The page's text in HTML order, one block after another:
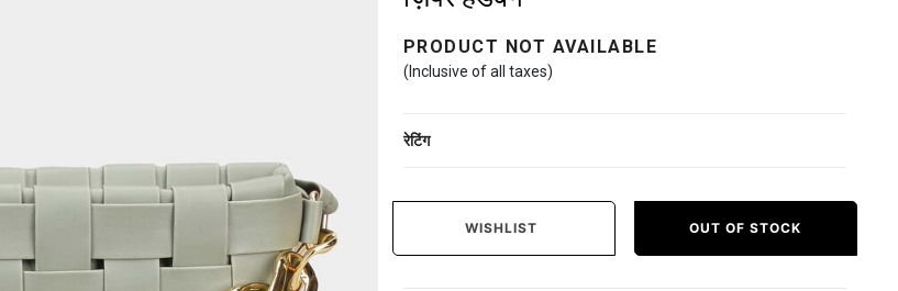
PRODUCT NOT AVAILABLE
(Inclusive of all taxes)
रेटिंग
WISHLIST OUT OF STOCK